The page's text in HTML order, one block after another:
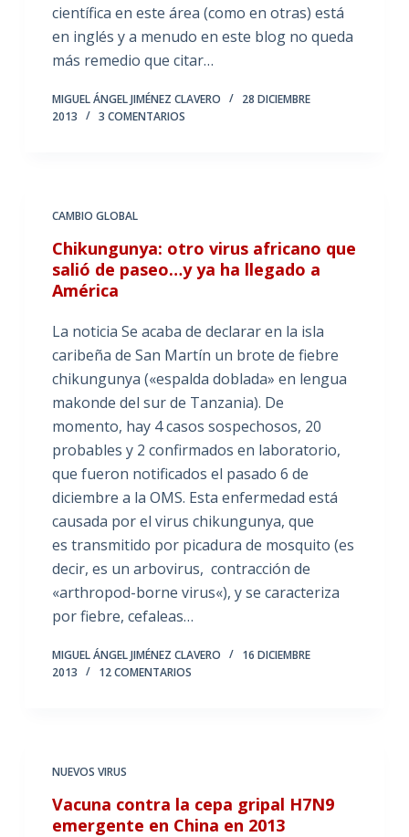
científica en este área (como en otras) está
en inglés y a menudo en este blog no queda
más remedio que citar…
MIGUEL ÁNGEL JIMÉNEZ CLAVERO
28 DICIEMBRE
2013
3 COMENTARIOS
CAMBIO GLOBAL
Chikungunya: otro virus africano que
salió de paseo…y ya ha llegado a
América
La noticia Se acaba de declarar en la isla
caribeña de San Martín un brote de fiebre
chikungunya («espalda doblada» en lengua
makonde del sur de Tanzania). De
momento, hay 4 casos sospechosos, 20
probables y 2 confirmados en laboratorio,
que fueron notificados el pasado 6 de
diciembre a la OMS. Esta enfermedad está
causada por el virus chikungunya, que
es transmitido por picadura de mosquito (es
decir, es un arbovirus, contracción de
«arthropod-borne virus«), y se caracteriza
por fiebre, cefaleas…
MIGUEL ÁNGEL JIMÉNEZ CLAVERO
16 DICIEMBRE
2013
12 COMENTARIOS
NUEVOS VIRUS
Vacuna contra la cepa gripal H7N9
emergente en China en 2013